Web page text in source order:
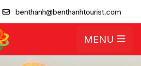
benthanh@benthanhtourist.com
MENU